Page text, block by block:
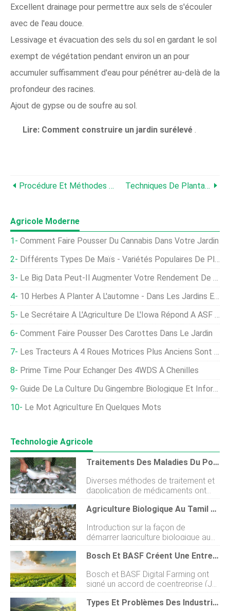
Excellent drainage pour permettre aux sels de s'écouler
avec de l'eau douce.
Lessivage et évacuation des sels du sol en gardant le sol
exempt de végétation pendant environ un an pour
accumuler suffisamment d'eau pour pénétrer au-delà de la
profondeur des racines.
Ajout de gypse ou de soufre au sol.
Lire: Comment construire un jardin surélevé .
Procédure Et Méthodes D'essai De Viabilité Des Semences Techniques De Plantation Rentables, Idées Et Astuces
Agricole Moderne
Comment Faire Pousser Du Cannabis Dans Votre Jardin
Différents Types De Maïs - Variétés Populaires De Plants De Maïs À Cultiver
Le Big Data Peut-Il Augmenter Votre Rendement De Cannabis ?
10 Herbes À Planter À L'automne - Dans Les Jardins Et Les Conteneurs
Le Secrétaire À L'Agriculture De L'Iowa Répond À ASF En République Dominicaine
Comment Faire Pousser Des Carottes Dans Le Jardin
Les Tracteurs À 4 Roues Motrices Plus Anciens Sont Parmi Les Moins Chers Du Marché
Prime Time Pour Échanger Des 4WDS À Chenilles
Guide De La Culture Du Gingembre Biologique Et Informations Pour Les Débutants
Le Mot Agriculture En Quelques Mots
Technologie Agricole
Traitements Des Maladies Du Poisson-Chat
Diverses méthodes de traitement et
dapplication de médicaments ont
été utilisées pour lutter contre les
maladies des poissons. · Tremper.
chimique est utilisée pendant une
période relativement courte. Cette
les solutions utilisées sont
concentrées. La différence entre une
dose efficace et une dose mortelle
est généralement très faible. Les
poissons sont généralement placés
dans un filet et plongés dans une
Agriculture Biologique Au Tamil Nadu, Comment Commencer
Introduction sur la façon de
démarrer lagriculture biologique au
Tamil Nadu :Lagriculture biologique
est définie comme la méthode
entretenir des cultures sans
lutilisation dengrais et de pesticides
termes, cest une technique qui
Bosch Et BASF Créent Une Entreprise Commune Dans Le Domaine De La Technologie Numérique
Bosch et BASF Digital Farming ont
signé un accord de coentreprise (JV)
à 50/50 pour commercialiser et
vendre à lavenir des solutions
Types Et Problèmes Des Industries Agro-Alimentaires En Inde